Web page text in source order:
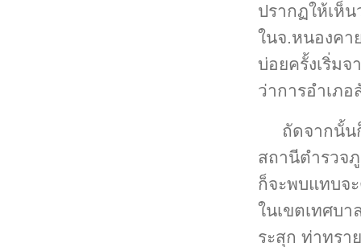
ปรากฏให้เห็
ในจ.หนองคา
บ่อยครั้งเริ่ม
ว่าการอำเภ
ถัดจากนั้น
สถานีตำรวจ
ก็จะพบแทบจ
ในเขตเทศบ
ระสุก ท่าทรา